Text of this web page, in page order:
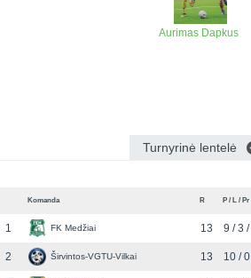
Aurimas Dapkus
Turnyrinė lentelė
Komanda R P / L / Pr
1 FK Medžiai 13 9 / 3 /
2 Širvintos-VGTU-Vilkai 13 10 /